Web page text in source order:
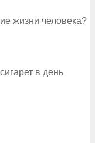
жизни человека?
в день